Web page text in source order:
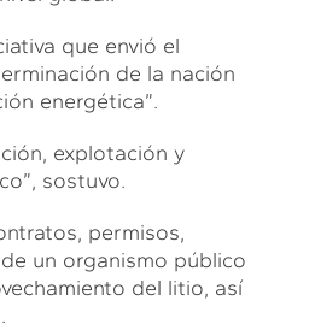
que envió el
de la nación
energética”.
explotación y
sostuvo.
permisos,
un organismo público
del litio, así